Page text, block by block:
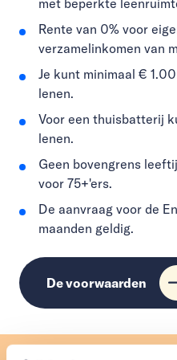
met beperkte
Rente van 0% voor
verzamelinkomen van
Je kunt minimaal €
lenen.
Voor een thuisbatterij
lenen.
Geen bovengrens
voor 75+'ers.
De aanvraag voor de
maanden geldig.
De voorwaarden